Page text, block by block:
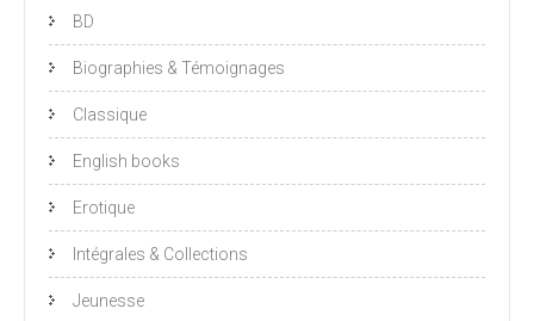
BD
Biographies & Témoignages
Classique
English books
Erotique
Intégrales & Collections
Jeunesse